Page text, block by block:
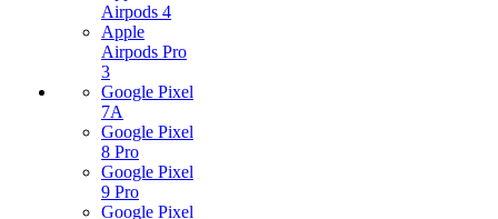
Airpods 4
Apple
Airpods Pro
3
Google Pixel
7А
Google Pixel
8 Pro
Google Pixel
9 Pro
Google Pixel